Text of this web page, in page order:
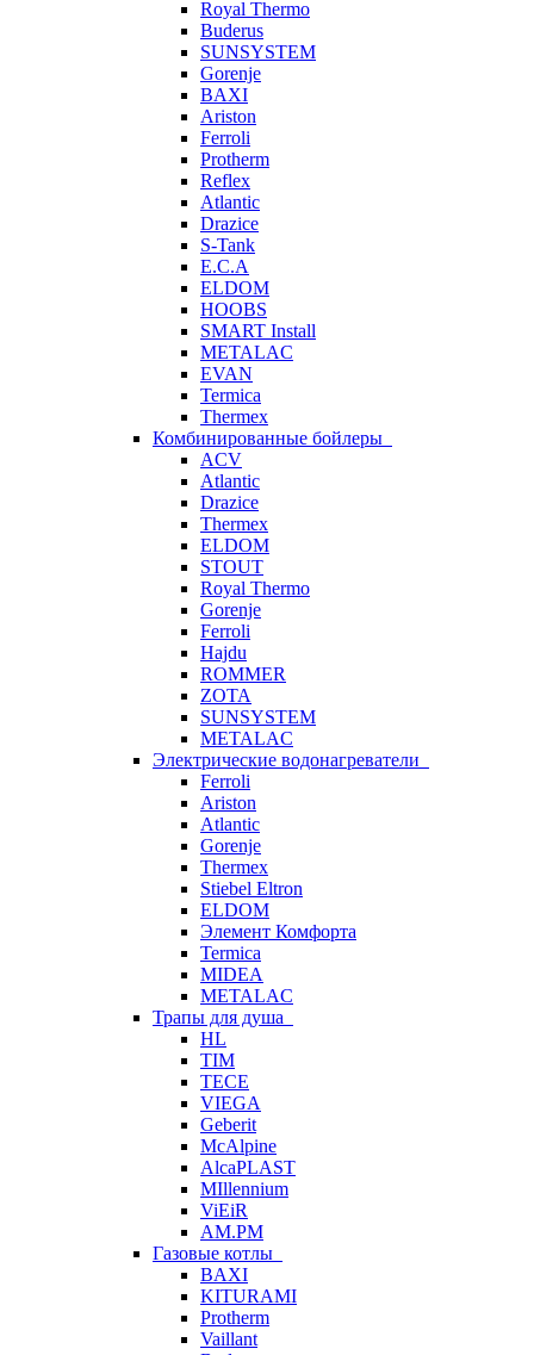
Royal Thermo
Buderus
SUNSYSTEM
Gorenje
BAXI
Ariston
Ferroli
Protherm
Reflex
Atlantic
Drazice
S-Tank
E.C.A
ELDOM
HOOBS
SMART Install
METALAC
EVAN
Termica
Thermex
Комбинированные бойлеры
ACV
Atlantic
Drazice
Thermex
ELDOM
STOUT
Royal Thermo
Gorenje
Ferroli
Hajdu
ROMMER
ZOTA
SUNSYSTEM
METALAC
Электрические водонагреватели
Ferroli
Ariston
Atlantic
Gorenje
Thermex
Stiebel Eltron
ELDOM
Элемент Комфорта
Termica
MIDEA
METALAC
Трапы для душа
HL
TIM
TECE
VIEGA
Geberit
McAlpine
AlcaPLAST
MIllennium
ViEiR
AM.PM
Газовые котлы
BAXI
KITURAMI
Protherm
Vaillant